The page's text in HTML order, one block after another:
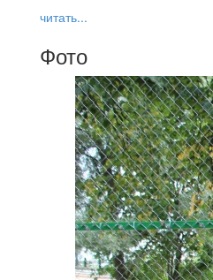
читать...
Фото